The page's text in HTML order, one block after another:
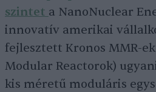
szintet a NanoNuclear
innovatív amerikai
fejlesztett Kronos MMR-
Modular Reactorok)
kis méretű moduláris